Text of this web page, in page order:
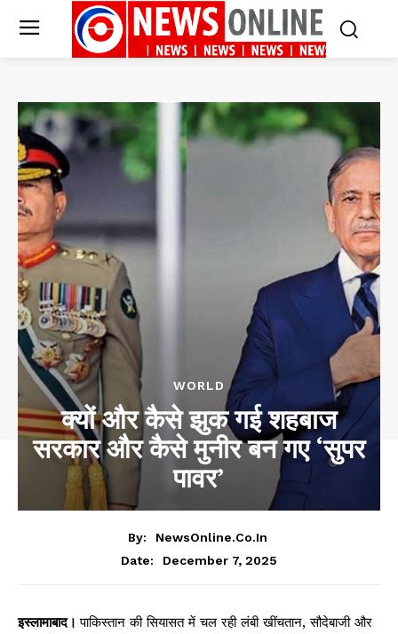
WORLD
क्यों और कैसे झुक गई शहबाज
सरकार और कैसे मुनीर बन गए ‘सुपर
पावर’
By:
NewsOnline.co.in
Date:
December 7, 2025
इस्लामाबाद।पाकिस्तान की सियासत में चल रही लंबी खींचतान, सौदेबाजी और